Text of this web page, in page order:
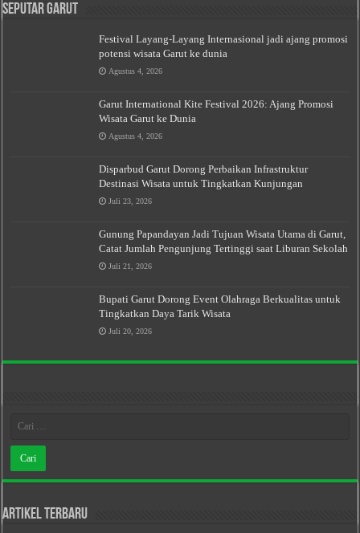
Seputar Garut
Festival Layang-Layang Internasional jadi ajang promosi
potensi wisata Garut ke dunia
Agustus 4, 2026
Garut International Kite Festival 2026: Ajang Promosi
Wisata Garut ke Dunia
Agustus 4, 2026
Disparbud Garut Dorong Perbaikan Infrastruktur
Destinasi Wisata untuk Tingkatkan Kunjungan
Juli 23, 2026
Gunung Papandayan Jadi Tujuan Wisata Utama di Garut,
Catat Jumlah Pengunjung Tertinggi saat Liburan Sekolah
Juli 21, 2026
Bupati Garut Dorong Event Olahraga Berkualitas untuk
Tingkatkan Daya Tarik Wisata
Juli 20, 2026
Artikel Terbaru